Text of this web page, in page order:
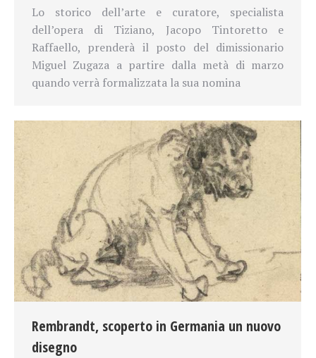
Lo storico dell’arte e curatore, specialista
dell’opera di Tiziano, Jacopo Tintoretto e
Raffaello, prenderà il posto del dimissionario
Miguel Zugaza a partire dalla metà di marzo
quando verrà formalizzata la sua nomina
Rembrandt, scoperto in Germania un nuovo
disegno